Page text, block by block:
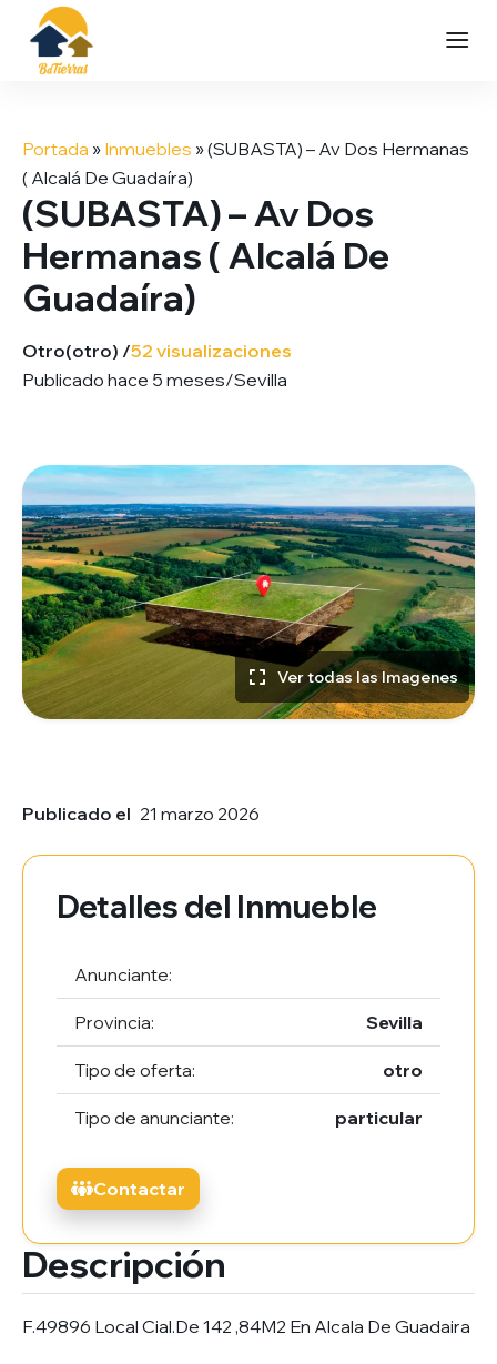
contenido
Portada » Inmuebles »(SUBASTA) – Av Dos Hermanas
( Alcalá De Guadaíra)
(SUBASTA) – Av Dos
Hermanas ( Alcalá De
Guadaíra)
Otro(otro) /52 visualizaciones
Publicado hace 5 meses/Sevilla
Ver todas las Imagenes
Publicado el 21 marzo 2026
Descripción
F.49896 Local Cial.De 142 ,84M2 En Alcala De Guadaira
Detalles del Inmueble
Anunciante:
Provincia: Sevilla
Tipo de oferta: otro
Tipo de anunciante: particular
Contactar